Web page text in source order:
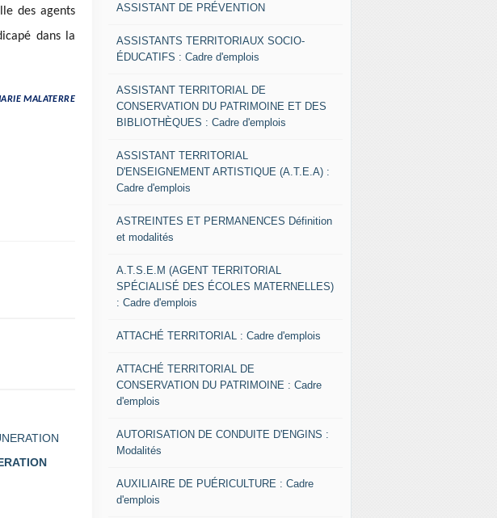
des agents
dans la
MALATERRE
ASSISTANT DE PRÉVENTION
ASSISTANTS TERRITORIAUX SOCIO-
ÉDUCATIFS : Cadre d'emplois
ASSISTANT TERRITORIAL DE
CONSERVATION DU PATRIMOINE ET DES
BIBLIOTHÈQUES : Cadre d'emplois
ASSISTANT TERRITORIAL
D'ENSEIGNEMENT ARTISTIQUE (A.T.E.A) :
Cadre d'emplois
ASTREINTES ET PERMANENCES Définition
et modalités
A.T.S.E.M (AGENT TERRITORIAL
SPÉCIALISÉ DES ÉCOLES MATERNELLES)
: Cadre d'emplois
ATTACHÉ TERRITORIAL : Cadre d'emplois
ATTACHÉ TERRITORIAL DE
CONSERVATION DU PATRIMOINE : Cadre
d'emplois
AUTORISATION DE CONDUITE D'ENGINS :
Modalités
AUXILIAIRE DE PUÉRICULTURE : Cadre
d'emplois